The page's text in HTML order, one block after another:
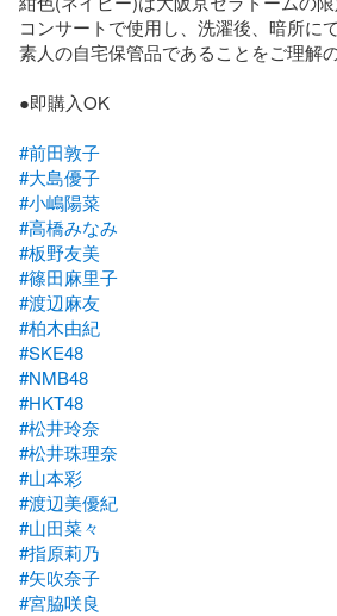
コンサートで使用し、洗濯後、暗所に
素人の自宅保管品であることをご理解
●即購入OK
#前田敦子
#大島優子
#小嶋陽菜
#高橋みなみ
#板野友美
#篠田麻里子
#渡辺麻友
#柏木由紀
#SKE48
#NMB48
#HKT48
#松井玲奈
#松井珠理奈
#山本彩
#渡辺美優紀
#山田菜々
#指原莉乃
#矢吹奈子
#宮脇咲良